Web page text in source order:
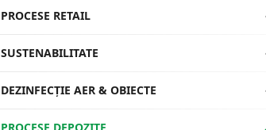
PROCESE RETAIL
SUSTENABILITATE
DEZINFECȚIE AER & OBIECTE